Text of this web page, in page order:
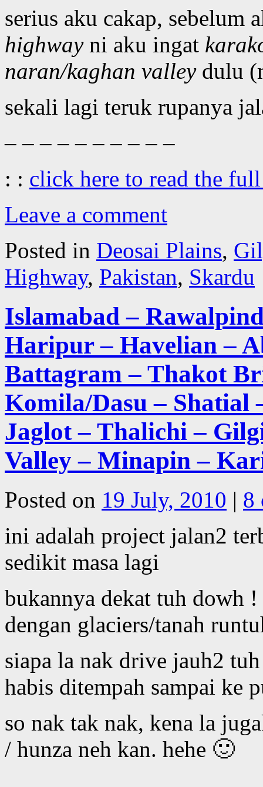
serius aku cakap, sebelum
highwayni aku ingat
naran/kaghan valleydulu
sekali lagi teruk rupanya
– – – – – – – – – –
: : click here to read the
Leave a comment
Posted in Deosai Plains,
Highway, Pakistan, Skardu
Islamabad –
Haripur – Havelian –
Battagram – Thakot
Komila/Dasu – Shatial
Jaglot – Thalichi –
Valley – Minapin –
Posted on 19 July, 2010 | 8
ini adalah project jalan2
sedikit masa lagi
bukannya dekat tuh dowh
dengan glaciers/tanah
siapa la nak drive jauh2
habis ditempah sampai ke
so nak tak nak, kena la
/ hunza neh kan. hehe 🙂